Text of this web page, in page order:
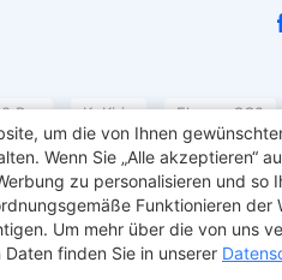
Pro KuKirin Elegoo CC2
Laptop Laserschneider
um die von Ihnen
Wenn Sie „Alle
zu personalisieren und
Funktionieren
Um mehr über die von uns
finden Sie in unserer